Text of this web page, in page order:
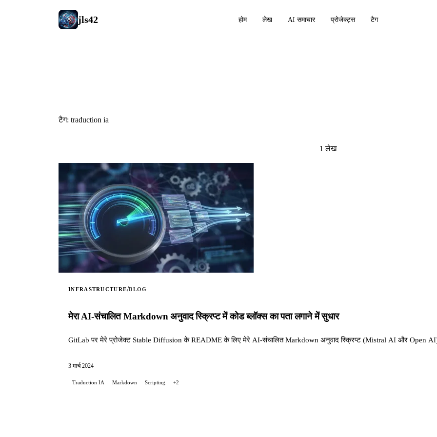
jls42 होम लेख AI समाचार प्रोजेक्ट्स टैग
टैग: traduction ia
1 लेख
INFRASTRUCTURE/BLOG
मेरा AI-संचालित Markdown अनुवाद स्क्रिप्ट में कोड ब्लॉक्स का पता लगाने में सुधार
GitLab पर मेरे प्रोजेक्ट Stable Diffusion के README के लिए मेरे AI-संचालित Markdown अनुवाद स्क्रिप्ट (Mistral AI और Open
3 मार्च 2024
Traduction IA Markdown Scripting +2